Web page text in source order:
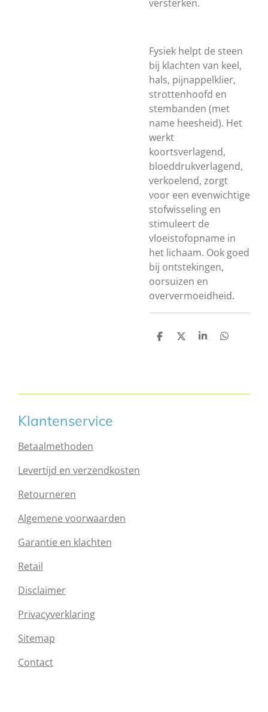
versterken.
Fysiek helpt de steen
bij klachten van keel,
hals, pijnappelklier,
strottenhoofd en
stembanden (met
name heesheid). Het
werkt
koortsverlagend,
bloeddrukverlagend,
verkoelend, zorgt
voor een evenwichtige
stofwisseling en
stimuleert de
vloeistofopname in
het lichaam. Ook goed
bij ontstekingen,
oorsuizen en
oververmoeidheid.
D
D
S
D
Klantenservice
Betaalmethoden
Levertijd en verzendkosten
Retourneren
Algemene voorwaarden
Garantie en klachten
Retail
Disclaimer
Privacyverklaring
Sitemap
Contact